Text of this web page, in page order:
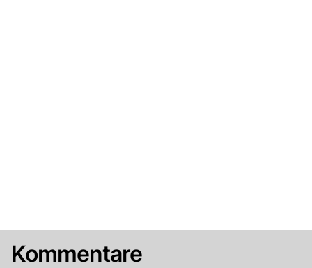
Kommentare